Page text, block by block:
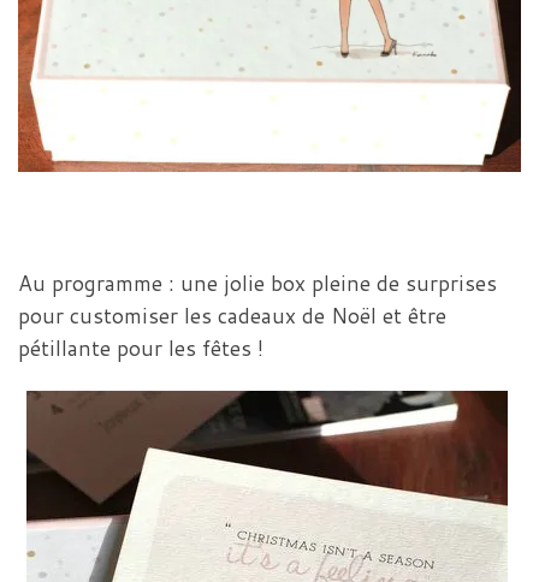
Au programme : une jolie box pleine de surprises
pour customiser les cadeaux de Noël et être
pétillante pour les fêtes !